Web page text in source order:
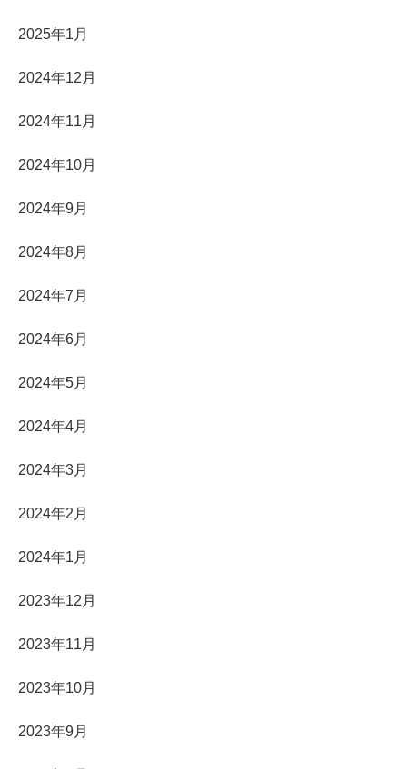
2025年1月
2024年12月
2024年11月
2024年10月
2024年9月
2024年8月
2024年7月
2024年6月
2024年5月
2024年4月
2024年3月
2024年2月
2024年1月
2023年12月
2023年11月
2023年10月
2023年9月